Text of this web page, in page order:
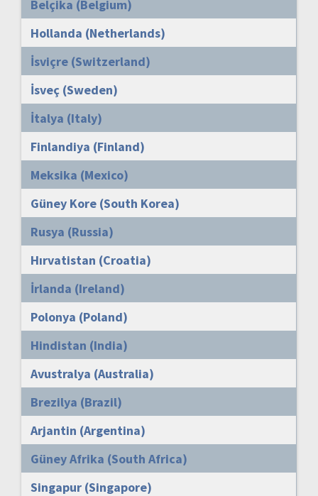
Belçika (Belgium)
Hollanda (Netherlands)
İsviçre (Switzerland)
İsveç (Sweden)
İtalya (Italy)
Finlandiya (Finland)
Meksika (Mexico)
Güney Kore (South Korea)
Rusya (Russia)
Hırvatistan (Croatia)
İrlanda (Ireland)
Polonya (Poland)
Hindistan (India)
Avustralya (Australia)
Brezilya (Brazil)
Arjantin (Argentina)
Güney Afrika (South Africa)
Singapur (Singapore)